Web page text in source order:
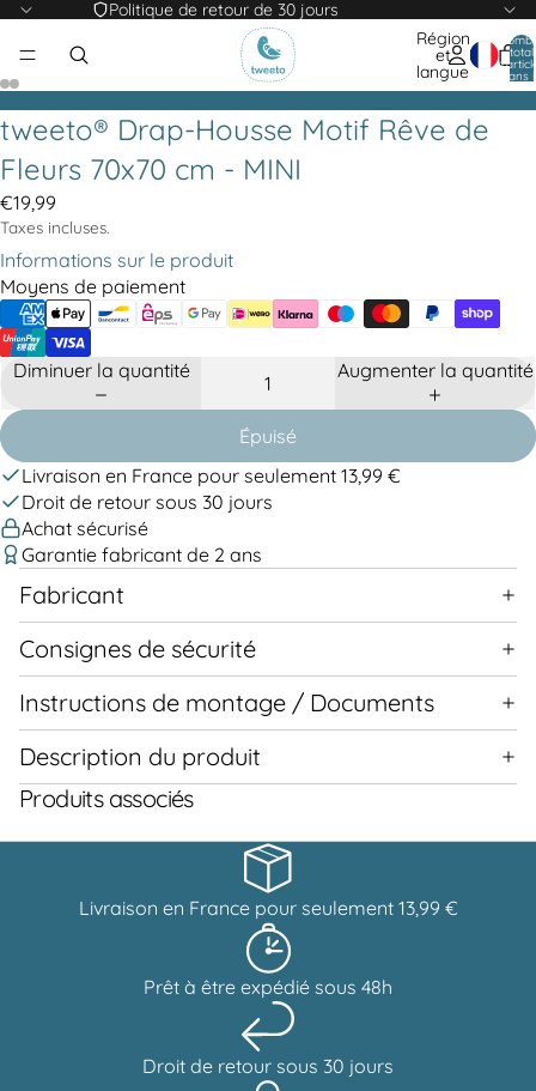
Politique de retour de 30 jours
Région
et
langue
total
dans
tweeto® Drap-Housse Motif Rêve de
Fleurs 70x70 cm - MINI
€19,99
Taxes incluses.
Informations sur le produit
Moyens de paiement
Diminuer la quantité Augmenter la quantité
Épuisé
Livraison en France pour seulement 13,99 €
Droit de retour sous 30 jours
Achat sécurisé
Garantie fabricant de 2 ans
Fabricant
Consignes de sécurité
Instructions de montage / Documents
Description du produit
Produits associés
Livraison en France pour seulement 13,99 €
Prêt à être expédié sous 48h
Droit de retour sous 30 jours